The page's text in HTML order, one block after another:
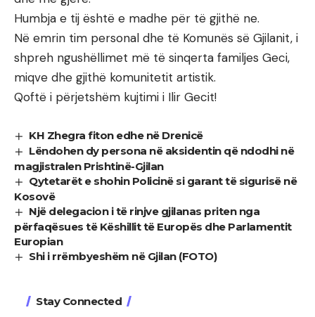
Humbja e tij është e madhe për të gjithë ne.
Në emrin tim personal dhe të Komunës së Gjilanit, i
shpreh ngushëllimet më të sinqerta familjes Geci,
miqve dhe gjithë komunitetit artistik.
Qoftë i përjetshëm kujtimi i Ilir Gecit!
KH Zhegra fiton edhe në Drenicë
Lëndohen dy persona në aksidentin që ndodhi në
magjistralen Prishtinë-Gjilan
Qytetarët e shohin Policinë si garant të sigurisë në
Kosovë
Një delegacion i të rinjve gjilanas priten nga
përfaqësues të Këshillit të Europës dhe Parlamentit
Europian
Shi i rrëmbyeshëm në Gjilan (FOTO)
Stay Connected